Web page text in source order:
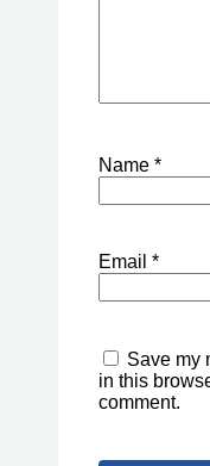
Name *
Email *
Save my
in this
comment.